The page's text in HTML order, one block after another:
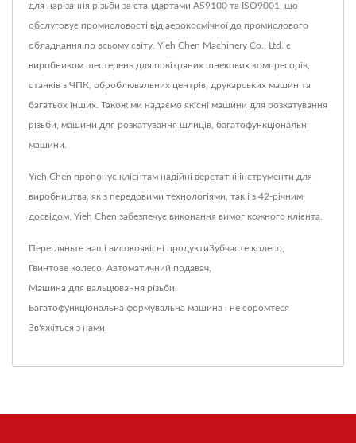
для нарізання різьби за стандартами AS9100 та ISO9001, що
обслуговує промисловості від аерокосмічної до промислового
обладнання по всьому світу. Yieh Chen Machinery Co., Ltd. є
виробником шестерень для повітряних шнекових компресорів,
станків з ЧПК, оброблювальних центрів, друкарських машин та
багатьох інших. Також ми надаємо якісні машини для розкатування
різьби, машини для розкатування шлиців, багатофункціональні
машини.
Yieh Chen пропонує клієнтам надійні верстатні інструменти для
виробництва, як з передовими технологіями, так і з 42-річним
досвідом, Yieh Chen забезпечує виконання вимог кожного клієнта.
Перегляньте наші високоякісні продуктиЗубчасте колесо
Гвинтове колесо Автоматичний подавач
Машина для вальцювання різьби
Багатофункціональна формувальна машина і не соромтеся
Зв'яжіться з нами